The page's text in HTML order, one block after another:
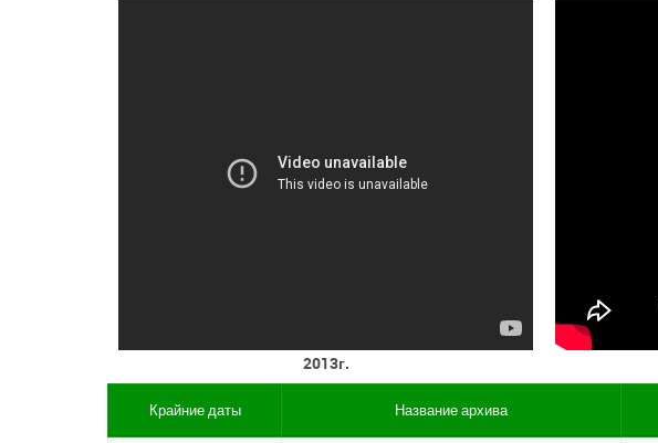
2013г.
Крайние даты Название архива